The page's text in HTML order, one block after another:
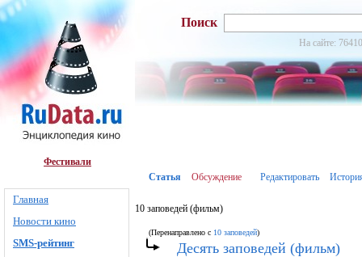
Фестивали
Главная
Новости кино
SMS-рейтинг
Поиск
На сайте:
Статья Обсуждение Редактировать
10 заповедей (фильм)
(Перенаправлено с 10 заповедей)
Десять заповедей (фильм)